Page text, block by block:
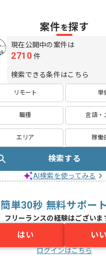
案件を探す
現在公開中の案件は
2710 件
検索できる条件はこちら
リモート 単
職種 言語・
エリア 稼働
検索する
AI検索を使ってみる
簡単30秒 無料サポー
フリーランスの経験はございま
はい い
ログインはこちら